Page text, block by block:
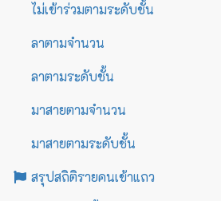
ไม่เข้าร่วมตามระดับชั้น
ลาตามจำนวน
ลาตามระดับชั้น
มาสายตามจำนวน
มาสายตามระดับชั้น
สรุปสถิติรายคนเข้าแถว